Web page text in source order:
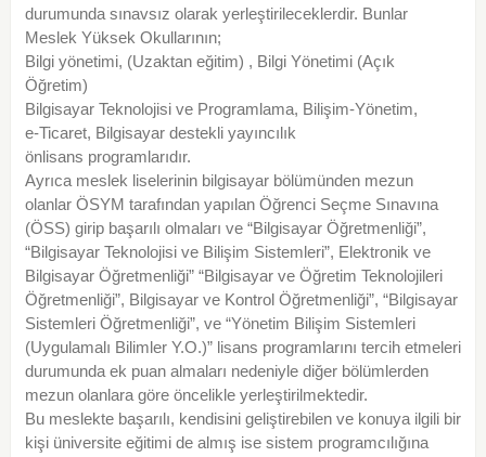
durumunda sınavsız olarak yerleştirileceklerdir. Bunlar
Meslek Yüksek Okullarının;
Bilgi yönetimi, (Uzaktan eğitim) , Bilgi Yönetimi (Açık
Öğretim)
Bilgisayar Teknolojisi ve Programlama, Bilişim-Yönetim,
e-Ticaret, Bilgisayar destekli yayıncılık
önlisans programlarıdır.
Ayrıca meslek liselerinin bilgisayar bölümünden mezun
olanlar ÖSYM tarafından yapılan Öğrenci Seçme Sınavına
(ÖSS) girip başarılı olmaları ve “Bilgisayar Öğretmenliği”,
“Bilgisayar Teknolojisi ve Bilişim Sistemleri”, Elektronik ve
Bilgisayar Öğretmenliği” “Bilgisayar ve Öğretim Teknolojileri
Öğretmenliği”, Bilgisayar ve Kontrol Öğretmenliği”, “Bilgisayar
Sistemleri Öğretmenliği”, ve “Yönetim Bilişim Sistemleri
(Uygulamalı Bilimler Y.O.)” lisans programlarını tercih etmeleri
durumunda ek puan almaları nedeniyle diğer bölümlerden
mezun olanlara göre öncelikle yerleştirilmektedir.
Bu meslekte başarılı, kendisini geliştirebilen ve konuya ilgili bir
kişi üniversite eğitimi de almış ise sistem programcılığına